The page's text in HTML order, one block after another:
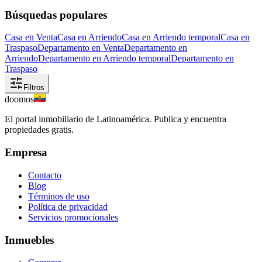
Búsquedas populares
Casa en VentaCasa en ArriendoCasa en Arriendo temporalCasa en
TraspasoDepartamento en VentaDepartamento en
ArriendoDepartamento en Arriendo temporalDepartamento en
Traspaso
Filtros
doomos
El portal inmobiliario de Latinoamérica. Publica y encuentra
propiedades gratis.
Empresa
Contacto
Blog
Términos de uso
Política de privacidad
Servicios promocionales
Inmuebles